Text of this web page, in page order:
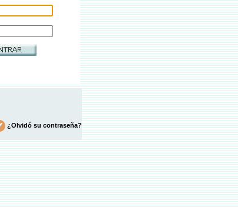
¿Olvidó su contraseña?